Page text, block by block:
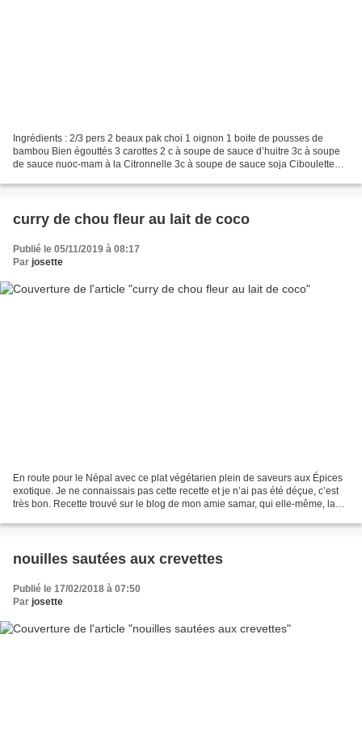
Ingrédients : 2/3 pers 2 beaux pak choi 1 oignon 1 boite de pousses de
bambou Bien égouttés 3 carottes 2 c à soupe de sauce d’huitre 3c à soupe
de sauce nuoc-mam à la Citronnelle 3c à soupe de sauce soja Ciboulette
curry de chou fleur au lait de coco
Publié le 05/11/2019 à 08:17
Par josette
En route pour le Népal avec ce plat végétarien plein de saveurs aux Épices
exotique. Je ne connaissais pas cette recette et je n’ai pas été déçue, c’est
très bon. Recette trouvé sur le blog de mon amie samar, qui elle-même, la
nouilles sautées aux crevettes
Publié le 17/02/2018 à 07:50
Par josette